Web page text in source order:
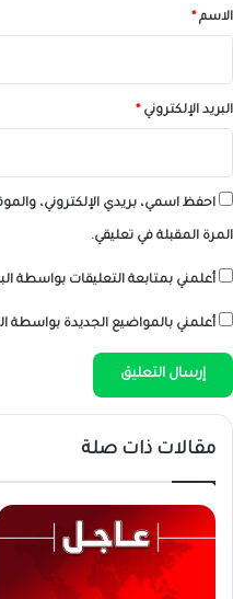
*الاسم*
البريد الإلكتروني*
احفظ اسمي، بريدي الإلكتروني،
المرة المقبلة في تعليقي.
أعلمني بمتابعة التعليقات بواسطة
أعلمني بالمواضيع الجديدة بواسطة
مقالات ذات صلة